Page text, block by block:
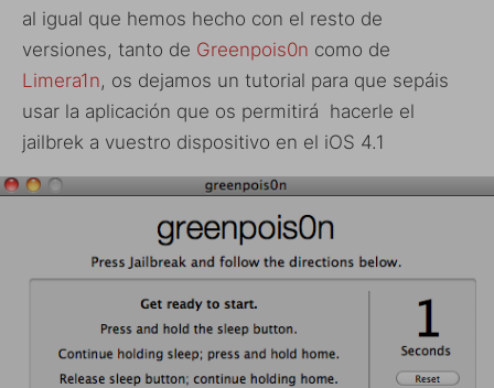
al igual que hemos hecho con el resto de
versiones, tanto de Greenpois0n como de
Limera1n, os dejamos un tutorial para que sepáis
usar la aplicación que os permitirá hacerle el
jailbrek a vuestro dispositivo en el iOS 4.1